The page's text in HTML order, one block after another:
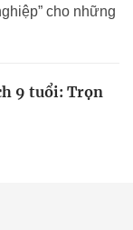
cho những
9 tuổi: Trọn